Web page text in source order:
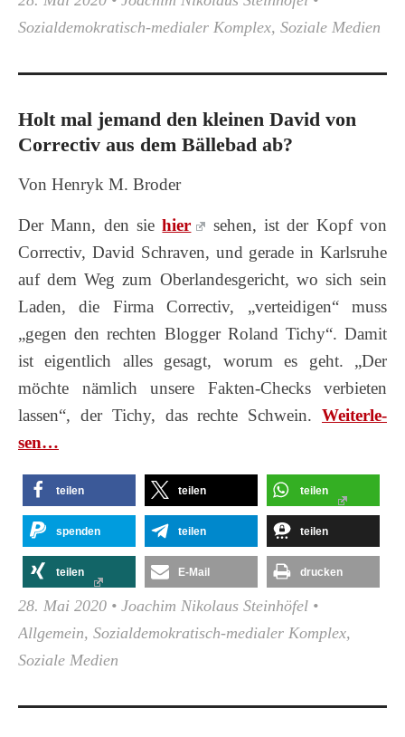
Sozialdemokratisch-medialer Komplex, Soziale Medien
Holt mal jemand den kleinen David von
Correctiv aus dem Bällebad ab?
Von Henryk M. Broder
Der Mann, den siehier
sehen, ist der Kopf von
Correctiv, David Schraven, und gerade in Karlsruhe
auf dem Weg zum Oberlandesgericht, wo sich sein
Laden, die Firma Correctiv, „verteidigen“ muss
„gegen den rechten Blogger Roland Tichy“. Damit
ist eigentlich alles gesagt, worum es geht. „Der
möchte nämlich unsere Fakten-Checks verbieten
lassen“, der Tichy, das rechte Schwein. Wei­ter­le­
sen…
teilen teilen teilen
spenden teilen teilen
teilen E-Mail drucken
28. Mai 2020 • Joachim Nikolaus Steinhöfel •
Allgemein, Sozialdemokratisch-medialer Komplex,
Soziale Medien